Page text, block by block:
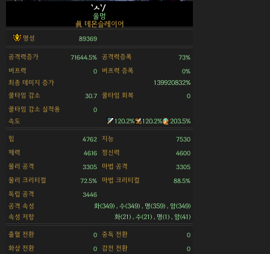
`ㅅ`/
울멍
眞 데몬슬레이어
명성 89369
공격력증가 71644.5% 공격력증폭 73%
버프력 0 버프력 증폭 0%
최종 데미지 증가
139920832%
쿨타임 감소
30.7 쿨타임 회복 0
쿨타임 감소 실적용 0
속도 120.2% 120.2% 203.5%
힘 4762 지능 7530
체력 4616 정신력 4600
물리 공격 3305 마법 공격 3305
물리 크리티컬 72.5% 마법 크리티컬 88.5%
독립 공격 3446
공격 속성
화(349) , 수(349) , 명(359) , 암(349)
속성 저항
화(21) , 수(21) , 명(1) , 암(41)
출혈 전환 0 중독 전환 0
화상 전환 0 감전 전환 0